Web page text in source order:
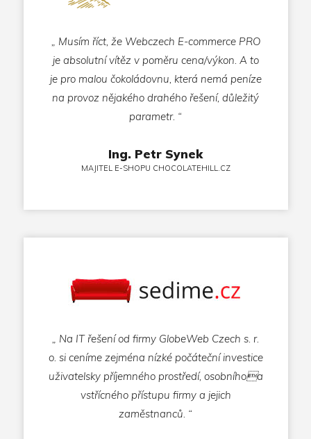
„ Musím říct, že Webczech E-commerce PRO
je absolutní vítěz v poměru cena/výkon. A to
je pro malou čokoládovnu, která nemá peníze
na provoz nějakého drahého řešení, důležitý
parametr. “
Ing. Petr Synek
MAJITEL E-SHOPU CHOCOLATEHILL.CZ
„ Na IT řešení od firmy GlobeWeb Czech s. r.
o. si ceníme zejména nízké počáteční investice
uživatelsky příjemného prostředí, osobníhoa
vstřícného přístupu firmy a jejich
zaměstnanců. “